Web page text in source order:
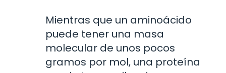
Mientras que un aminoácido
puede tener una masa
molecular de unos pocos
gramos por mol, una proteína